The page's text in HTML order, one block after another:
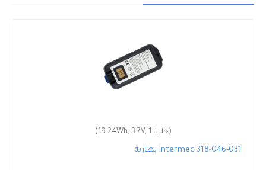
(19.24Wh, 3.7V, 1 خلايا)
بطارية Intermec 318-046-031